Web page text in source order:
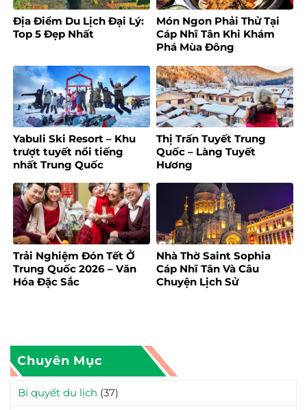
Chuyên Mục
Bí quyết du lịch (37)
Địa Điểm Du Lịch Đại Lý:
Top 5 Đẹp Nhất
Món Ngon Phải Thử Tại
Cáp Nhĩ Tân Khi Khám
Phá Mùa Đông
Yabuli Ski Resort – Khu
trượt tuyết nổi tiếng
nhất Trung Quốc
Thị Trấn Tuyết Trung
Quốc – Làng Tuyết
Hương
Trải Nghiệm Đón Tết Ở
Trung Quốc 2026 – Văn
Hóa Đặc Sắc
Nhà Thờ Saint Sophia
Cáp Nhĩ Tân Và Câu
Chuyện Lịch Sử